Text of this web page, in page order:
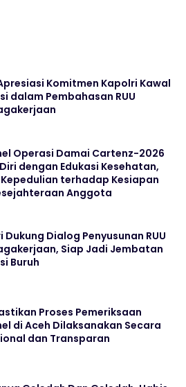
Komitmen Kapolri Kawal
dalam Pembahasan RUU
Operasi Damai Cartenz-2026
dengan Edukasi Kesehatan,
terhadap Kesiapan
Anggota
Dukung Dialog Penyusunan RUU
Siap Jadi Jembatan
Buruh
Proses Pemeriksaan
di Aceh Dilaksanakan Secara
dan Transparan